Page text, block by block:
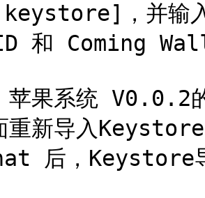
，并输
和 Coming
果系统 V0.0.2
重新导入
后，Keystore